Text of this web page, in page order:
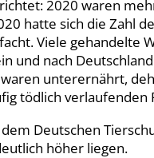
2020 waren
hatte sich die Zahl
Viele gehandelte
und nach
unterernährt,
tödlich verlaufenden
Deutschen
höher liegen.